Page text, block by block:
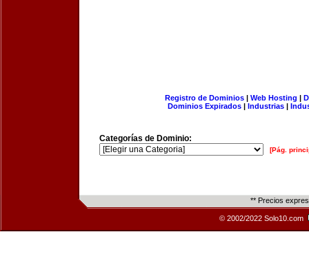
Registro de Dominios| Web Hosting |
Dominios Expirados | Industrias |
Categorías de Dominio:
[Pág.
** Precios
© 2002/2022 Solo10.com